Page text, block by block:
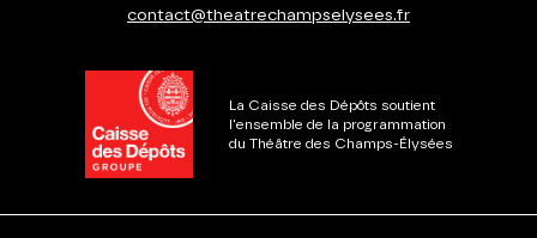
contact@theatrechampselysees.fr
La Caisse des Dépôts soutient
l'ensemble de la programmation
du Théâtre des Champs-Élysées